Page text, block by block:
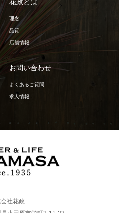
理念
品質
店舗情報
お問い合わせ
よくあるご質問
求人情報
社花政